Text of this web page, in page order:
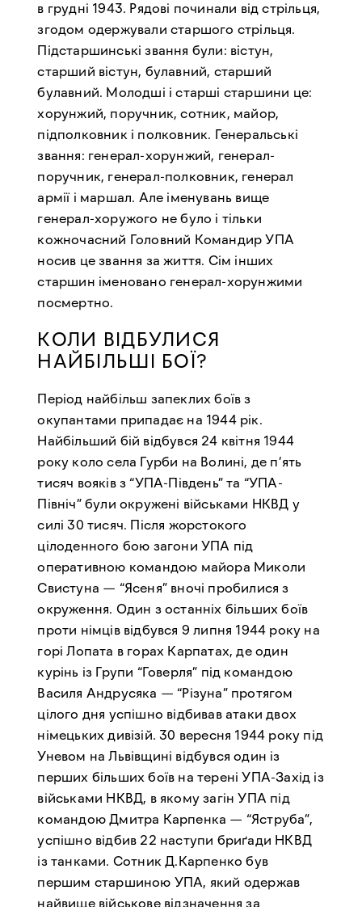
в грудні 1943. Рядові починали від стрільця,
згодом одержували старшого стрільця.
Підстаршинські звання були: вістун,
старший вістун, булавний, старший
булавний. Молодші і старші старшини це:
хорунжий, поручник, сотник, майор,
підполковник і полковник. Генеральські
звання: генерал-хорунжий, генерал-
поручник, генерал-полковник, генерал
армії і маршал. Але іменувань вище
генерал-хоружого не було і тільки
кожночасний Головний Командир УПА
носив це звання за життя. Сім інших
старшин іменовано генерал-хорунжими
посмертно.
КОЛИ ВІДБУЛИСЯ
НАЙБІЛЬШІ БОЇ?
Період найбільш запеклих боїв з
окупантами припадає на 1944 рік.
Найбільший бій відбувся 24 квітня 1944
року коло села Гурби на Волині, де п’ять
тисяч вояків з “УПА-Південь” та “УПА-
Північ” були окружені військами НКВД у
силі 30 тисяч. Після жорстокого
цілоденного бою загони УПА під
оперативною командою майора Миколи
Свистуна — “Ясеня” вночі пробилися з
окруження. Один з останніх більших боїв
проти німців відбувся 9 липня 1944 року на
горі Лопата в горах Карпатах, де один
курінь із Групи “Говерля” під командою
Василя Андрусяка — “Різуна” протягом
цілого дня успішно відбивав атаки двох
німецьких дивізій. 30 вересня 1944 року під
Уневом на Львівщині відбувся один із
перших більших боїв на терені УПА-Захід із
військами НКВД, в якому загін УПА під
командою Дмитра Карпенка — “Яструба”,
успішно відбив 22 наступи бриґади НКВД
із танками. Сотник Д.Карпенко був
першим старшиною УПА, який одержав
найвище військове відзначення за